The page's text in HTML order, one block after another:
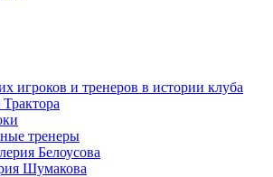
игроков и тренеров в истории клуба
тренеры
Белоусова
Шумакова